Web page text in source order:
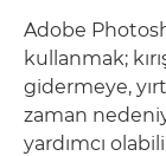
Adobe
kullanmak;
gidermeye,
zaman
yardımcı